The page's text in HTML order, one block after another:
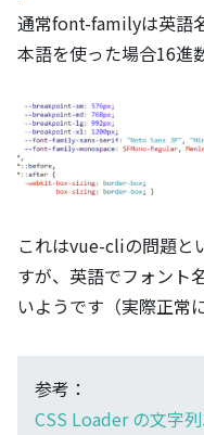
通常font-familyは英語
本語を使った場合16進
これはvue-cliの問題と
すが、英語でフォント
いようです（実際正常
参考：
CSS Loader の文字